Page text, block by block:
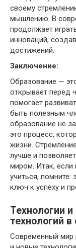
своему
мышлению. В
продолжает
инноваций,
достижений.
Заключение:
Образование —
открывает перед
помогает
быть полезным
образование не
это процесс,
жизни.
лучше и
миром. Итак,
учиться,
ключ к успеху и
Технологии
технологий
Современный мир